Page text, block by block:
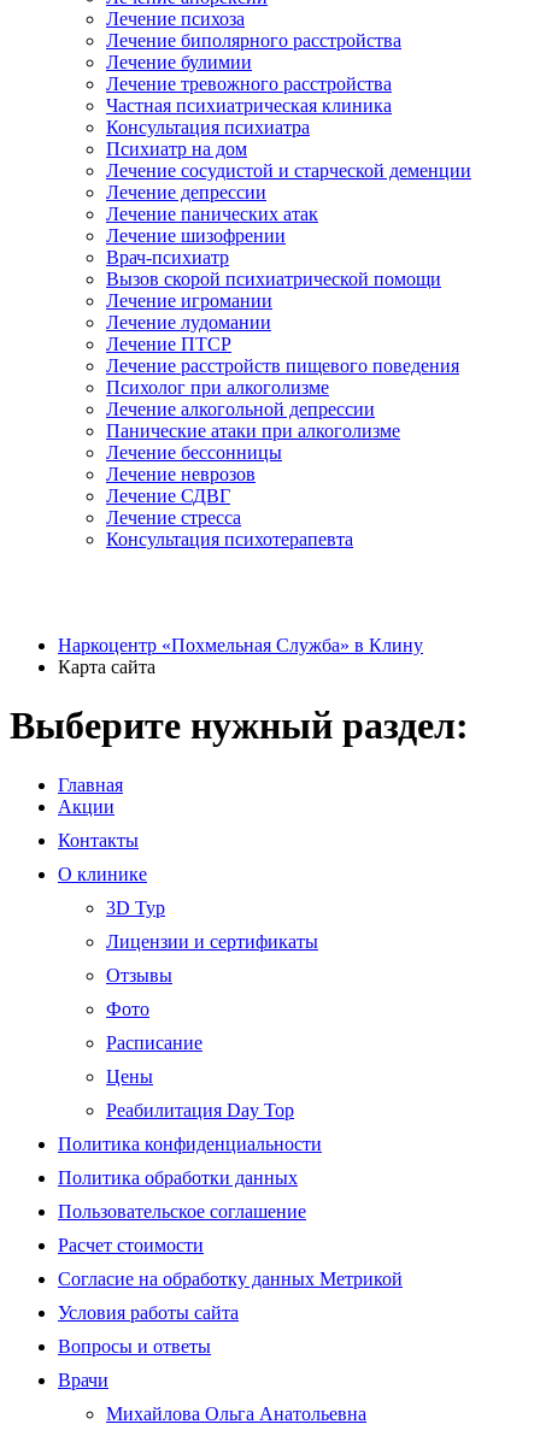
Лечение психоза
Лечение биполярного расстройства
Лечение булимии
Лечение тревожного расстройства
Частная психиатрическая клиника
Консультация психиатра
Психиатр на дом
Лечение сосудистой и старческой деменции
Лечение депрессии
Лечение панических атак
Лечение шизофрении
Врач-психиатр
Вызов скорой психиатрической помощи
Лечение игромании
Лечение лудомании
Лечение ПТСР
Лечение расстройств пищевого поведения
Психолог при алкоголизме
Лечение алкогольной депрессии
Панические атаки при алкоголизме
Лечение бессонницы
Лечение неврозов
Лечение СДВГ
Лечение стресса
Консультация психотерапевта
Наркоцентр «Похмельная Служба» в Клину
Карта сайта
Выберите нужный раздел:
Главная
Акции
Контакты
О клинике
3D Тур
Лицензии и сертификаты
Отзывы
Фото
Расписание
Цены
Реабилитация Day Top
Политика конфиденциальности
Политика обработки данных
Пользовательское соглашение
Расчет стоимости
Согласие на обработку данных Метрикой
Условия работы сайта
Вопросы и ответы
Врачи
Михайлова Ольга Анатольевна